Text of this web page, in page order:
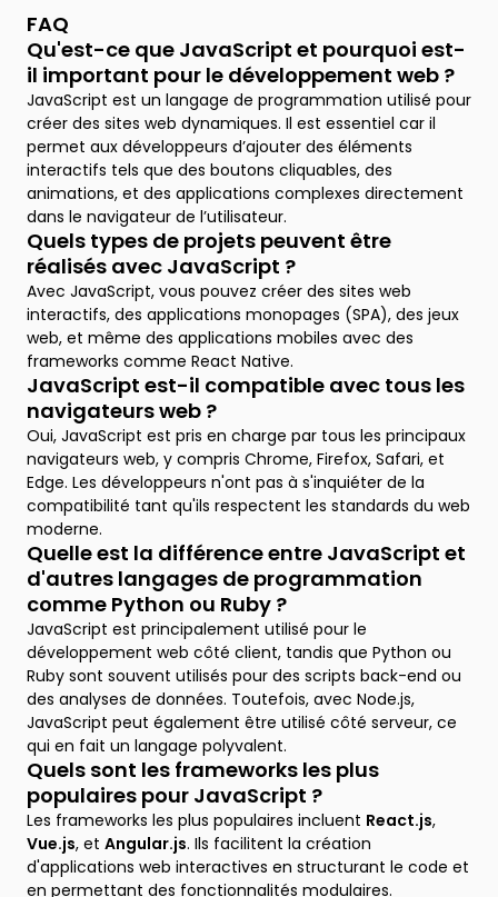
FAQ
Qu'est-ce que JavaScript et pourquoi est-
il important pour le développement web ?
JavaScript est un langage de programmation utilisé pour
créer des sites web dynamiques. Il est essentiel car il
permet aux développeurs d’ajouter des éléments
interactifs tels que des boutons cliquables, des
animations, et des applications complexes directement
dans le navigateur de l’utilisateur.
Quels types de projets peuvent être
réalisés avec JavaScript ?
Avec JavaScript, vous pouvez créer des sites web
interactifs, des applications monopages (SPA), des jeux
web, et même des applications mobiles avec des
frameworks comme React Native.
JavaScript est-il compatible avec tous les
navigateurs web ?
Oui, JavaScript est pris en charge par tous les principaux
navigateurs web, y compris Chrome, Firefox, Safari, et
Edge. Les développeurs n'ont pas à s'inquiéter de la
compatibilité tant qu'ils respectent les standards du web
moderne.
Quelle est la différence entre JavaScript et
d'autres langages de programmation
comme Python ou Ruby ?
JavaScript est principalement utilisé pour le
développement web côté client, tandis que Python ou
Ruby sont souvent utilisés pour des scripts back-end ou
des analyses de données. Toutefois, avec Node.js,
JavaScript peut également être utilisé côté serveur, ce
qui en fait un langage polyvalent.
Quels sont les frameworks les plus
populaires pour JavaScript ?
Les frameworks les plus populaires incluent React.js,
Vue.js, et Angular.js. Ils facilitent la création
d'applications web interactives en structurant le code et
en permettant des fonctionnalités modulaires.